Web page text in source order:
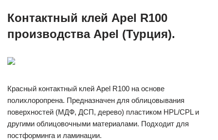
Контактный клей Apel R100
производства Apel (Турция).
Красный контактный клей Apel R100 на основе
полихлоропрена. Предназначен для облицовывания
поверхностей (МДФ, ДСП, дерево) пластиком HPL/CPL и
другими облицовочными материалами. Подходит для
постформинга и ламинации.